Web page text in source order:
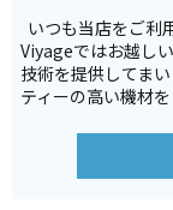
いつも当店をご利
Viyageではお越し
技術を提供してま
ティーの高い機材